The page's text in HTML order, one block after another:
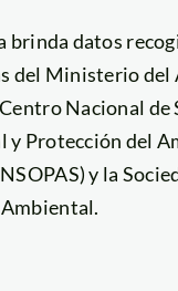
brinda datos
del Ministerio del
Nacional de
y Protección del
y la